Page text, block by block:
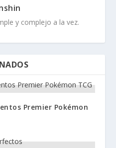
y complejo a la vez.
Premier Pokémon